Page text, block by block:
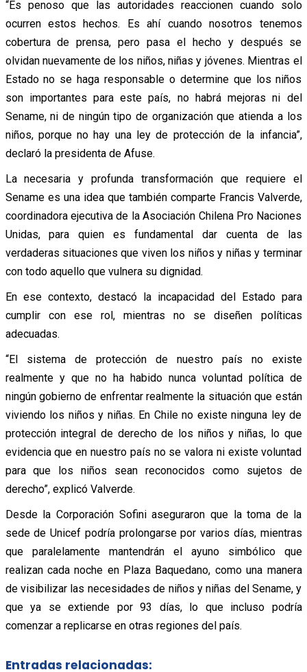
“Es penoso que las autoridades reaccionen cuando solo
ocurren estos hechos. Es ahí cuando nosotros tenemos
cobertura de prensa, pero pasa el hecho y después se
olvidan nuevamente de los niños, niñas y jóvenes. Mientras el
Estado no se haga responsable o determine que los niños
son importantes para este país, no habrá mejoras ni del
Sename, ni de ningún tipo de organización que atienda a los
niños, porque no hay una ley de protección de la infancia”,
declaró la presidenta de Afuse.
La necesaria y profunda transformación que requiere el
Sename es una idea que también comparte Francis Valverde,
coordinadora ejecutiva de la Asociación Chilena Pro Naciones
Unidas, para quien es fundamental dar cuenta de las
verdaderas situaciones que viven los niños y niñas y terminar
con todo aquello que vulnera su dignidad.
En ese contexto, destacó la incapacidad del Estado para
cumplir con ese rol, mientras no se diseñen políticas
adecuadas.
“El sistema de protección de nuestro país no existe
realmente y que no ha habido nunca voluntad política de
ningún gobierno de enfrentar realmente la situación que están
viviendo los niños y niñas. En Chile no existe ninguna ley de
protección integral de derecho de los niños y niñas, lo que
evidencia que en nuestro país no se valora ni existe voluntad
para que los niños sean reconocidos como sujetos de
derecho”, explicó Valverde.
Desde la Corporación Sofini aseguraron que la toma de la
sede de Unicef podría prolongarse por varios días, mientras
que paralelamente mantendrán el ayuno simbólico que
realizan cada noche en Plaza Baquedano, como una manera
de visibilizar las necesidades de niños y niñas del Sename, y
que ya se extiende por 93 días, lo que incluso podría
comenzar a replicarse en otras regiones del país.
Entradas relacionadas: